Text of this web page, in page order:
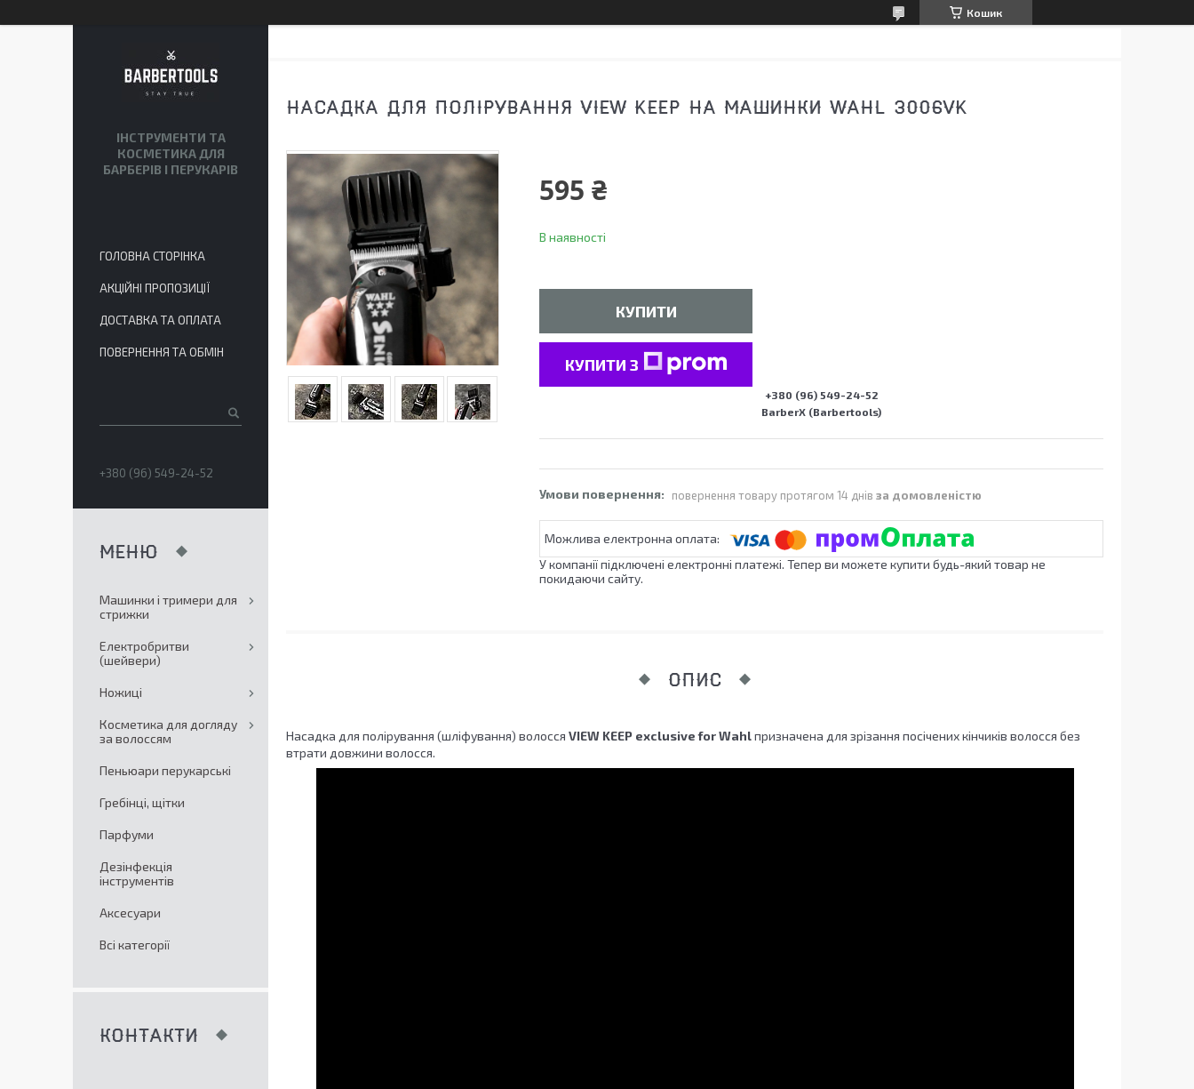
Кошик
НАСАДКА ДЛЯ ПОЛІРУВАННЯ VIEW KEEP НА МАШИНКИ WAHL 3006VK
595 ₴
В наявності
КУПИТИ
КУПИТИ З
+380 (96) 549-24-52
BarberX (Barbertools)
повернення товару протягом 14 днів за домовленістю
У компанії підключені електронні платежі. Тепер ви можете купити будь-який товар не
покидаючи сайту.
ОПИС
Насадка для полірування (шліфування) волосся VIEW KEEP exclusive for Wahlпризначена для зрізання посічених кінчиків волосся без
втрати довжини волосся.
ІНСТРУМЕНТИ ТА
КОСМЕТИКА ДЛЯ
БАРБЕРІВ І ПЕРУКАРІВ
ГОЛОВНА СТОРІНКА
АКЦІЙНІ ПРОПОЗИЦІЇ
ДОСТАВКА ТА ОПЛАТА
ПОВЕРНЕННЯ ТА ОБМІН
+380 (96) 549-24-52
Машинки і тримери для
стрижки
Електробритви
(шейвери)
Ножиці
Косметика для догляду
за волоссям
Пеньюари перукарські
Гребінці, щітки
Парфуми
Дезінфекція
інструментів
Аксесуари
Всі категорії
КОНТАКТИ